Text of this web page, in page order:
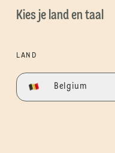
Kies je land en taal
LAND
Belgium